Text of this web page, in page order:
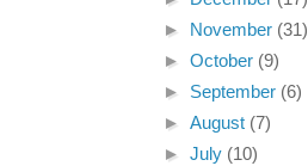
►
November (31)
►October (9)
► September (6)
►August (7)
►July (10)